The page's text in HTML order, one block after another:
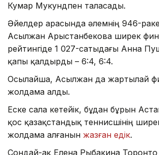
Кумар Мукундпен таласады.
Әйелдер арасында әлемнің 946-
Асылжан Арыстанбекова ширек
рейтингіде 1 027-сатыдағы Анна
қапы қалдырды – 6:4, 6:4.
Осылайша, Асылжан да жартылай
жолдама алды.
Еске сала кетейік, бұдан бұрын
қос қазақстандық теннисшінің
жолдама алғанын жазған едік.
Сондай-ақ Елена Рыбакина Торонто